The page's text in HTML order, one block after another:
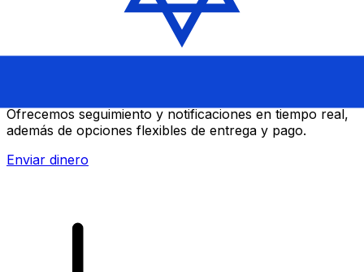
Ofrecemos seguimiento y notificaciones en tiempo real,
además de opciones flexibles de entrega y pago.
Enviar dinero